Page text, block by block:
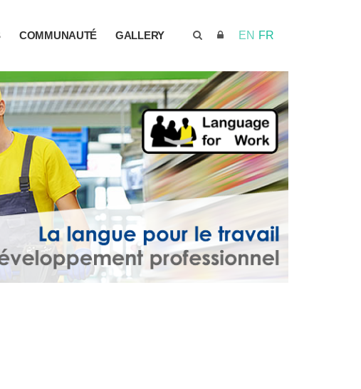
EN FR
COMMUNAUTÉ GALLERY